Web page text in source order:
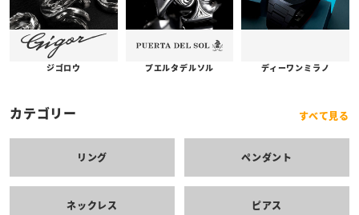
ジゴロウ プエルタデルソル ディーワンミラノ
カテゴリー すべて見る
リング ペンダント
ネックレス ピアス